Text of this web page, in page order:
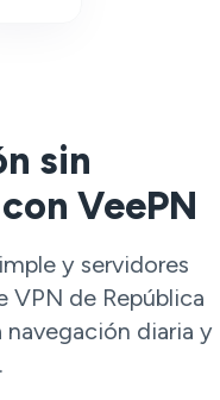
sin
VeePN
y servidores
VPN de República
navegación diaria y